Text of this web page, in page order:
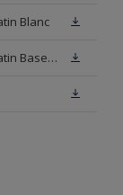
Blanc
Fiche de données de sécurité Rubbol Satin Base W05